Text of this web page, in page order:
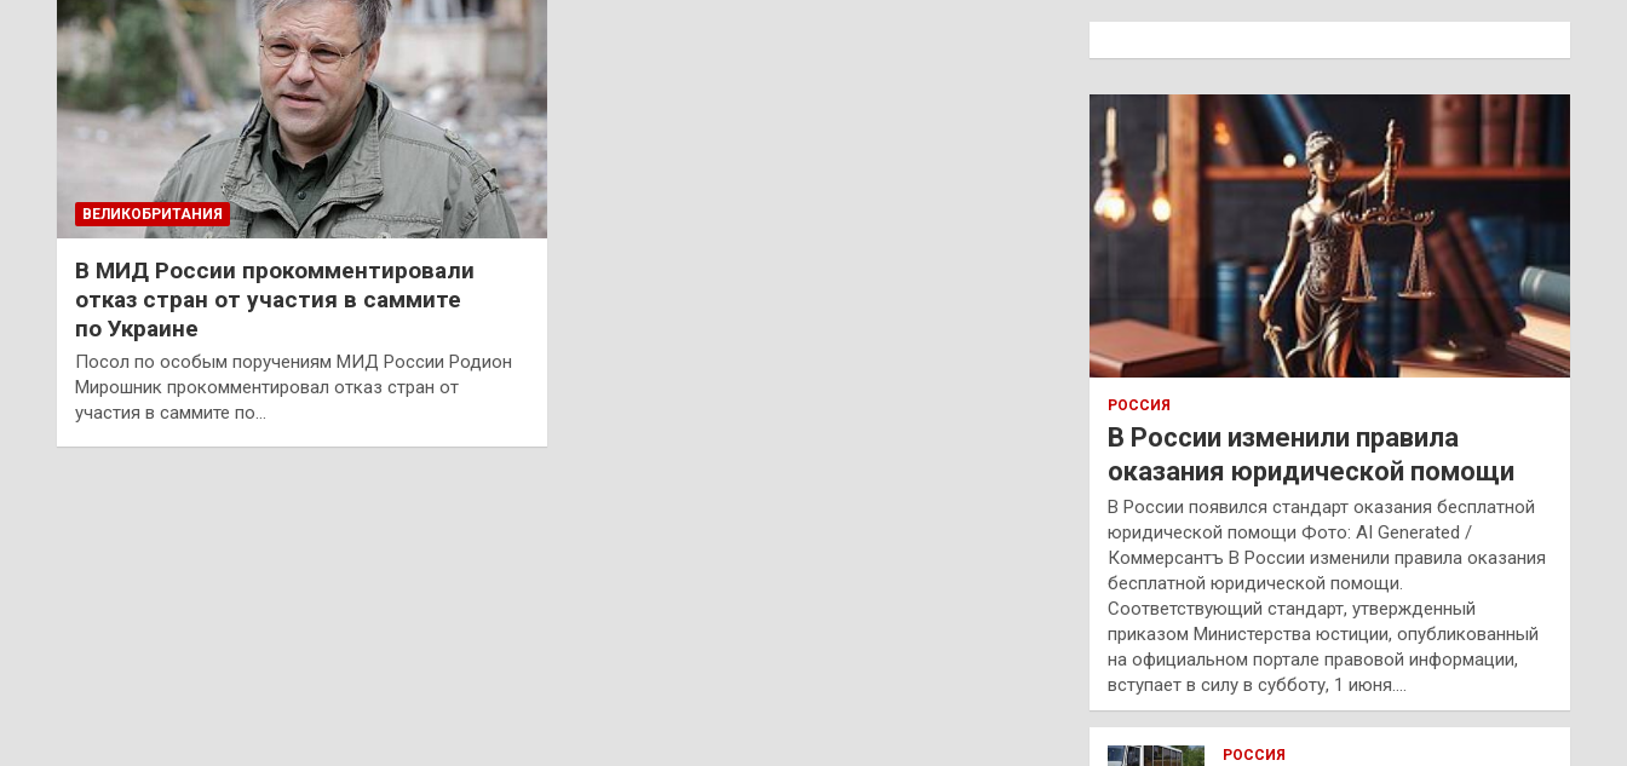
ВЕЛИКОБРИТАНИЯ
В МИД России прокомментировали
отказ стран от участия в саммите
по Украине
Посол по особым поручениям МИД России Родион
Мирошник прокомментировал отказ стран от
участия в саммите по…
к
РОССИЯ
В России изменили правила
оказания юридической помощи
В России появился стандарт оказания бесплатной
юридической помощи Фото: AI Generated /
Коммерсантъ В России изменили правила оказания
бесплатной юридической помощи.
Соответствующий стандарт, утвержденный
приказом Министерства юстиции, опубликованный
на официальном портале правовой информации,
вступает в силу в субботу, 1 июня.…
РОССИЯ